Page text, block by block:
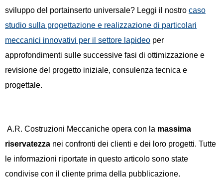
sviluppo del portainserto universale? Leggi il nostro caso
studio sulla progettazione e realizzazione di particolari
meccanici innovativi per il settore lapideo per
approfondimenti sulle successive fasi di ottimizzazione e
revisione del progetto iniziale, consulenza tecnica e
progettale.
A.R. Costruzioni Meccaniche opera con la massima
riservatezza nei confronti dei clienti e dei loro progetti. Tutte
le informazioni riportate in questo articolo sono state
condivise con il cliente prima della pubblicazione.